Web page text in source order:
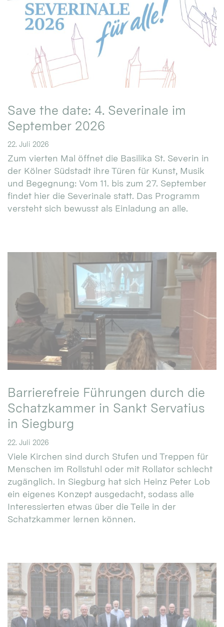
Save the date: 4. Severinale im
September 2026
22. Juli 2026
Zum vierten Mal öffnet die Basilika St. Severin in
der Kölner Südstadt ihre Türen für Kunst, Musik
und Begegnung: Vom 11. bis zum 27. September
findet hier die Severinale statt. Das Programm
versteht sich bewusst als Einladung an alle.
Barrierefreie Führungen durch die
Schatzkammer in Sankt Servatius
in Siegburg
22. Juli 2026
Viele Kirchen sind durch Stufen und Treppen für
Menschen im Rollstuhl oder mit Rollator schlecht
zugänglich. In Siegburg hat sich Heinz Peter Lob
ein eigenes Konzept ausgedacht, sodass alle
Interessierten etwas über die Teile in der
Schatzkammer lernen können.